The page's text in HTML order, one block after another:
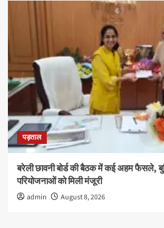
पड़ताल
बरेली छावनी बोर्ड की बैठक में कई अहम फैसले,
परियोजनाओं को मिली मंजूरी
admin August 8, 2026